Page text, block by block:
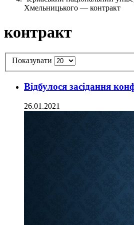
Хмельницького — контракт
контракт
Показувати
Відбулося засідання
26.01.2021